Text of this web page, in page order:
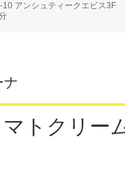
10 アンシュティークエビス3F
ナ
トクリー